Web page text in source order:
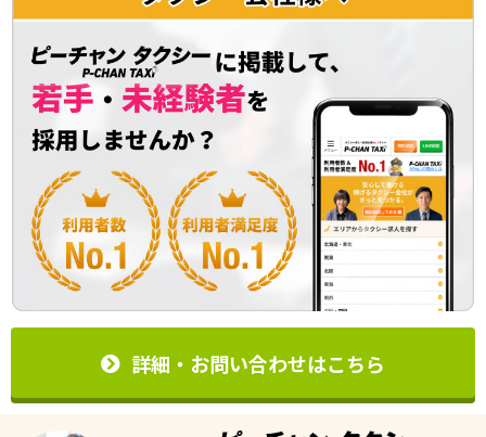
詳細・お問い合わせはこちら